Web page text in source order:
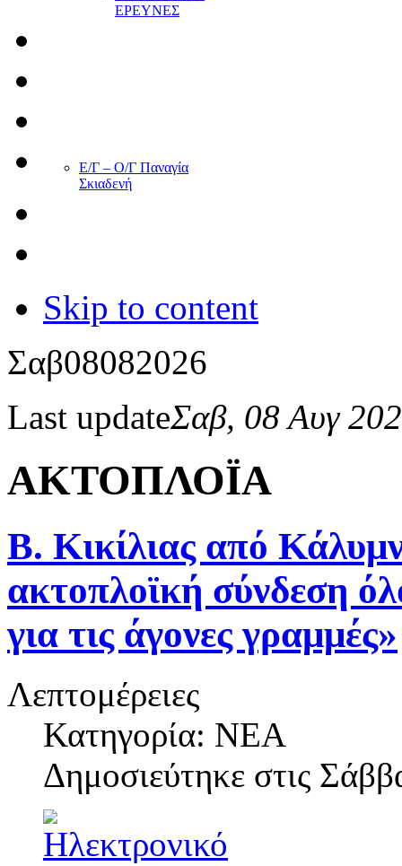
ΕΡΕΥΝΕΣ
Ε/Γ – Ο/Γ Παναγία
Σκιαδενή
Skip to content
Σαβ08082026
Last updateΣαβ, 08 Αυγ
ΑΚΤΟΠΛΟΪΑ
Β. Κικίλιας από
ακτοπλοϊκή σύνδεση
για τις άγονες γραμμές»
Λεπτομέρειες
Κατηγορία: ΝΕΑ
Δημοσιεύτηκε στις